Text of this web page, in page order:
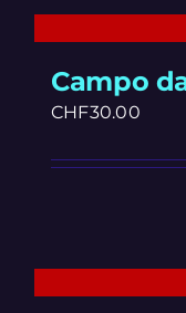
Campo
CHF30.00